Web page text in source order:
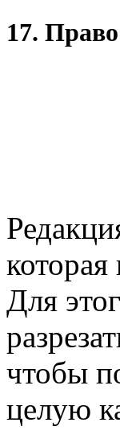
17.
Для
чтобы
целую